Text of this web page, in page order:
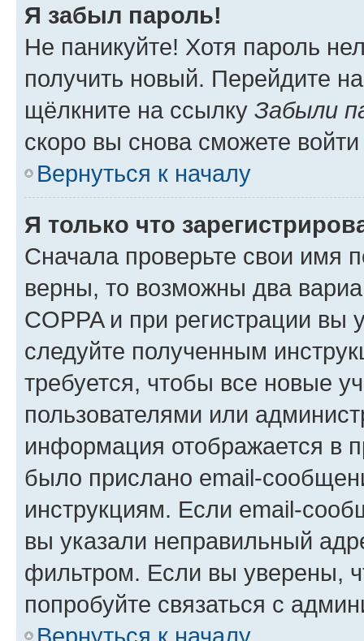
Я забыл пароль!
Не паникуйте! Хотя пароль
получить новый. Перейдите
щёлкните на ссылку Забыли
скоро вы снова сможете
Вернуться к началу
Я только что
Сначала проверьте свои имя
верны, то возможны два
COPPA и при регистрации вы
следуйте полученным
требуется, чтобы все новые
пользователями или
информация отображается в
было прислано email-
инструкциям. Если email-
вы указали неправильный
фильтром. Если вы уверены,
попробуйте связаться с
Вернуться к началу